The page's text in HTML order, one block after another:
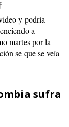
y podría
a
martes por la
se que se veía
sufra